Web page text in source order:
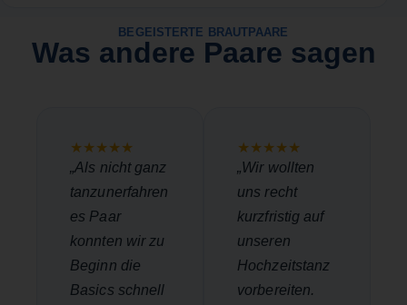
BEGEISTERTE BRAUTPAARE
Was andere Paare sagen
★★★★★
„Als nicht ganz
tanzunerfahren
es Paar
konnten wir zu
Beginn die
Basics schnell
★★★★★
„Wir wollten
uns recht
kurzfristig auf
unseren
Hochzeitstanz
vorbereiten.